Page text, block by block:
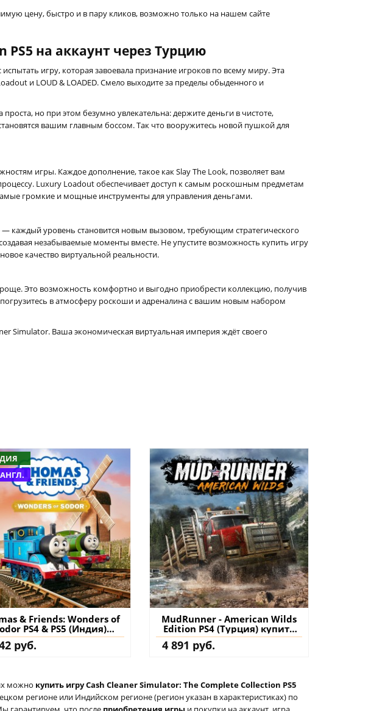
цену, быстро и в пару кликов, возможно только на нашем сайте
PS5 на аккаунт через Турцию
игру, которая завоевала признание игроков по всему миру. Эта
и LOUD & LOADED. Смело выходите за пределы обыденного и
но при этом безумно увлекательна: держите деньги в чистоте,
вашим главным боссом. Так что вооружитесь новой пушкой для
игры. Каждое дополнение, такое как Slay The Look, позволяет вам
Luxury Loadout обеспечивает доступ к самым роскошным предметам
громкие и мощные инструменты для управления деньгами.
каждый уровень становится новым вызовом, требующим стратегического
незабываемые моменты вместе. Не упустите возможность купить игру
качество виртуальной реальности.
Это возможность комфортно и выгодно приобрести коллекцию, получив
в атмосферу роскоши и адреналина с вашим новым набором
Simulator. Ваша экономическая виртуальная империя ждёт своего
& Friends: Wonders of
PS4 & PS5 (Индия)
купить
руб.
MudRunner - American Wilds
Edition PS4 (Турция) купить
игру на аккаунт
4 891 руб.
можно купить игру Cash Cleaner Simulator: The Complete Collection PS5
регионе или Индийском регионе (регион указан в характеристиках) по